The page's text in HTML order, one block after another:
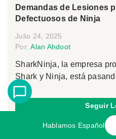
Demandas de Lesiones
Defectuosos de Ninja
Julio 24, 2025
Por:Alan Ahdoot
SharkNinja, la empresa
Shark y Ninja, está
Seguir
Hablamos Español